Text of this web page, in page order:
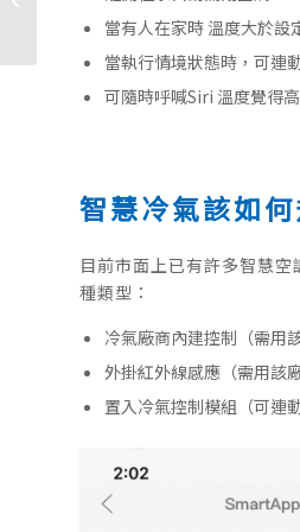
當有人在家時 溫度大於設
當執行情境狀態時，可連
可隨時呼喊Siri 溫度覺得
智慧冷氣該如何
目前市面上已有許多智慧
種類型：
冷氣廠商內建控制（需用
外掛紅外線感應（需用該
置入冷氣控制模組（可連
期看這裡